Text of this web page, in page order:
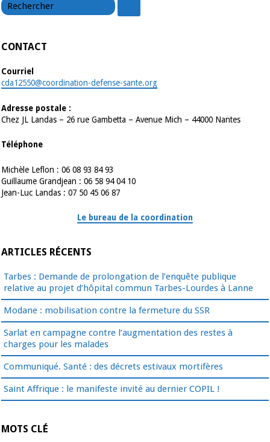
CONTACT
Courriel
cda12550@coordination-defense-sante.org
Adresse postale :
Chez JL Landas – 26 rue Gambetta – Avenue Mich – 44000 Nantes
Téléphone
Michèle Leflon : 06 08 93 84 93
Guillaume Grandjean : 06 58 94 04 10
Jean-Luc Landas : 07 50 45 06 87
Le bureau de la coordination
ARTICLES RÉCENTS
Tarbes : Demande de prolongation de l’enquête publique
relative au projet d’hôpital commun Tarbes-Lourdes à Lanne
Modane : mobilisation contre la fermeture du SSR
Sarlat en campagne contre l’augmentation des restes à
charges pour les malades
Communiqué. Santé : des décrets estivaux mortifères
Saint Affrique : le manifeste invité au dernier COPIL !
MOTS CLÉ